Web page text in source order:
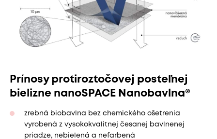
Prínosy protiroztočovej posteľnej
bielizne nanoSPACE Nanobavlna®
zrebná biobavlna bez chemického ošetrenia
vyrobená z vysokokvalitnej česanej bavlnenej
priadze, nebielená a nefarbená